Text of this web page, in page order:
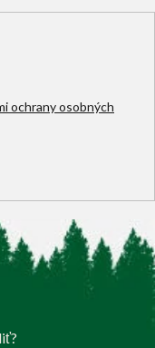
ochrany osobných